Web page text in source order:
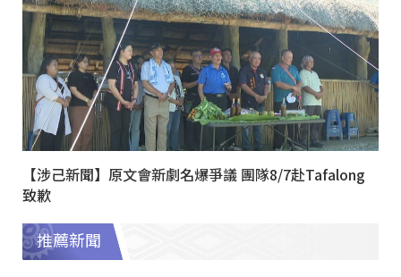
【涉己新聞】原文會新劇名爆爭議 團隊8/7赴Tafalong
致歉
推薦新聞